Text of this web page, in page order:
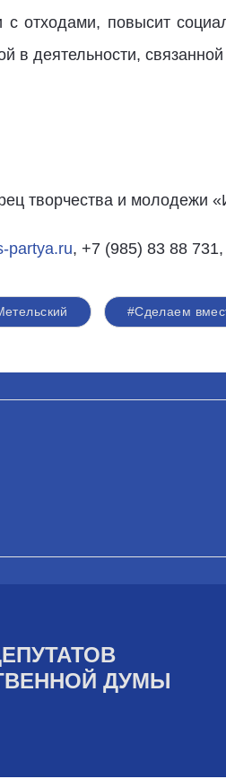
отходами, повысит
в деятельности,
творчества и молодежи
partya.ru, +7 (985) 83 88
#Сделаем
ДУМЫ